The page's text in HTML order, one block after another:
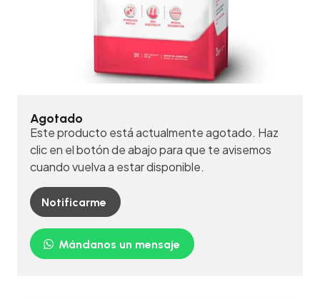
Agotado
Este producto está actualmente agotado. Haz
clic en el botón de abajo para que te avisemos
cuando vuelva a estar disponible.
Notificarme
Mándanos un mensaje